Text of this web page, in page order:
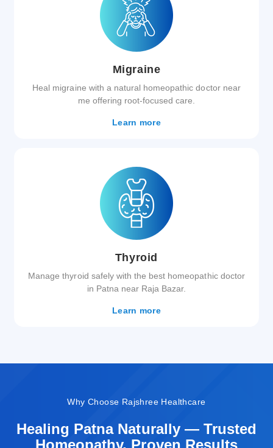
Migraine
Heal migraine with a natural homeopathic doctor near
me offering root-focused care.
Learn more
Thyroid
Manage thyroid safely with the best homeopathic doctor
in Patna near Raja Bazar.
Learn more
WhyChoose Rajshree Healthcare
Healing Patna Naturally — Trusted